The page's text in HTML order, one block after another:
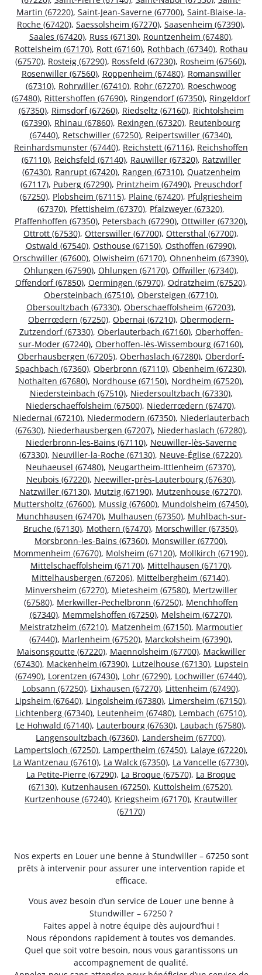
Martin (67220), Saint-Jean-Saverne (67700), Saint-Blaise-la-
Roche (67420), Saessolsheim (67270), Saasenheim (67390),
Saales (67420), Russ (67130), Rountzenheim (67480),
Rottelsheim (67170), Rott (67160), Rothbach (67340), Rothau
(67570), Rosteig (67290), Rossfeld (67230), Rosheim (67560),
Rosenwiller (67560), Roppenheim (67480), Romanswiller
(67310), Rohrwiller (67410), Rohr (67270), Roeschwoog
(67480), Rittershoffen (67690), Ringendorf (67350), Ringeldorf
(67350), Rimsdorf (67260), Riedseltz (67160), Richtolsheim
(67390), Rhinau (67860), Rexingen (67320), Reutenbourg
(67440), Retschwiller (67250), Reipertswiller (67340),
Reinhardsmunster (67440), Reichstett (67116), Reichshoffen
(67110), Reichsfeld (67140), Rauwiller (67320), Ratzwiller
(67430), Ranrupt (67420), Rangen (67310), Quatzenheim
(67117), Puberg (67290), Printzheim (67490), Preuschdorf
(67250), Plobsheim (67115), Plaine (67420), Pfulgriesheim
(67370), Pfettisheim (67370), Pfalzweyer (67320),
Pfaffenhoffen (67350), Petersbach (67290), Ottwiller (67320),
Ottrott (67530), Otterswiller (67700), Ottersthal (67700),
Ostwald (67540), Osthouse (67150), Osthoffen (67990),
Orschwiller (67600), Olwisheim (67170), Ohnenheim (67390),
Ohlungen (67590), Ohlungen (67170), Offwiller (67340),
Offendorf (67850), Oermingen (67970), Odratzheim (67520),
Obersteinbach (67510), Obersteigen (67710),
Obersoultzbach (67330), Oberschaeffolsheim (67203),
Oberrœdern (67250), Obernai (67210), Obermodern-
Zutzendorf (67330), Oberlauterbach (67160), Oberhoffen-
sur-Moder (67240), Oberhoffen-lès-Wissembourg (67160),
Oberhausbergen (67205), Oberhaslach (67280), Oberdorf-
Spachbach (67360), Oberbronn (67110), Obenheim (67230),
Nothalten (67680), Nordhouse (67150), Nordheim (67520),
Niedersteinbach (67510), Niedersoultzbach (67330),
Niederschaeffolsheim (67500), Niederrœdern (67470),
Niedernai (67210), Niedermodern (67350), Niederlauterbach
(67630), Niederhausbergen (67207), Niederhaslach (67280),
Niederbronn-les-Bains (67110), Neuwiller-lès-Saverne
(67330), Neuviller-la-Roche (67130), Neuve-Église (67220),
Neuhaeusel (67480), Neugartheim-Ittlenheim (67370),
Neubois (67220), Neewiller-près-Lauterbourg (67630),
Natzwiller (67130), Mutzig (67190), Mutzenhouse (67270),
Muttersholtz (67600), Mussig (67600), Mundolsheim (67450),
Munchhausen (67470), Mulhausen (67350), Muhlbach-sur-
Bruche (67130), Mothern (67470), Morschwiller (67350),
Morsbronn-les-Bains (67360), Monswiller (67700),
Mommenheim (67670), Molsheim (67120), Mollkirch (67190),
Mittelschaeffolsheim (67170), Mittelhausen (67170),
Mittelhausbergen (67206), Mittelbergheim (67140),
Minversheim (67270), Mietesheim (67580), Mertzwiller
(67580), Merkwiller-Pechelbronn (67250), Menchhoffen
(67340), Memmelshoffen (67250), Melsheim (67270),
Meistratzheim (67210), Matzenheim (67150), Marmoutier
(67440), Marlenheim (67520), Marckolsheim (67390),
Maisonsgoutte (67220), Maennolsheim (67700), Mackwiller
(67430), Mackenheim (67390), Lutzelhouse (67130), Lupstein
(67490), Lorentzen (67430), Lohr (67290), Lochwiller (67440),
Lobsann (67250), Lixhausen (67270), Littenheim (67490),
Lipsheim (67640), Lingolsheim (67380), Limersheim (67150),
Lichtenberg (67340), Leutenheim (67480), Lembach (67510),
Le Hohwald (67140), Lauterbourg (67630), Laubach (67580),
Langensoultzbach (67360), Landersheim (67700),
Lampertsloch (67250), Lampertheim (67450), Lalaye (67220),
La Wantzenau (67610), La Walck (67350), La Vancelle (67730),
La Petite-Pierre (67290), La Broque (67570), La Broque
(67130), Kutzenhausen (67250), Kuttolsheim (67520),
Kurtzenhouse (67240), Kriegsheim (67170), Krautwiller
(67170)
Nos experts en Louer une benne à Stundwiller – 67250 sont
prêts à intervenir pour assurer une intervention rapide et
efficace.
Vous avez besoin d’un service de Louer une benne à
Stundwiller – 67250 ?
Faites appel à notre équipe dès aujourd’hui !
Nous répondons rapidement à toutes vos demandes.
Quel que soit votre besoin, nous vous garantissons un
accompagnement de qualité.